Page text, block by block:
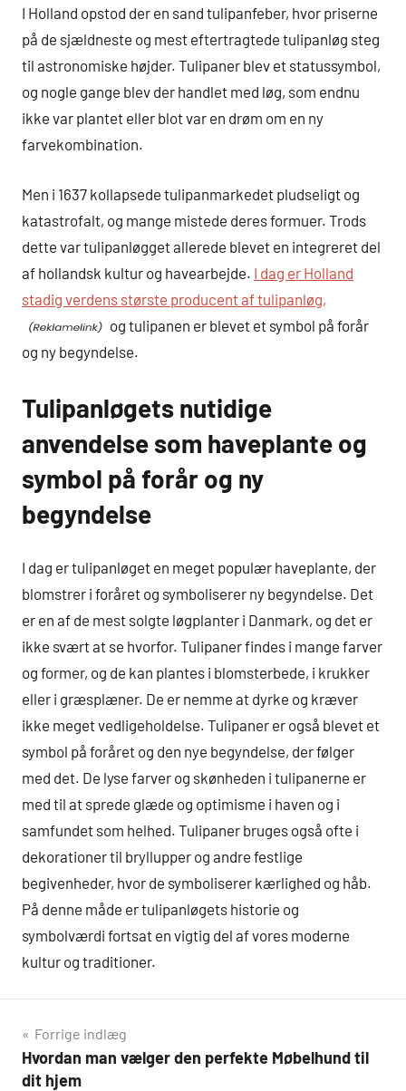
I Holland opstod der en sand tulipanfeber, hvor priserne
på de sjældneste og mest eftertragtede tulipanløg steg
til astronomiske højder. Tulipaner blev et statussymbol,
og nogle gange blev der handlet med løg, som endnu
ikke var plantet eller blot var en drøm om en ny
farvekombination.
Men i 1637 kollapsede tulipanmarkedet pludseligt og
katastrofalt, og mange mistede deres formuer. Trods
dette var tulipanløgget allerede blevet en integreret del
af hollandsk kultur og havearbejde. I dag er Holland
stadig verdens største producent af tulipanløg,
og tulipanen er blevet et symbol på forår
og ny begyndelse.
Tulipanløgets nutidige
anvendelse som haveplante og
symbol på forår og ny
begyndelse
I dag er tulipanløget en meget populær haveplante, der
blomstrer i foråret og symboliserer ny begyndelse. Det
er en af ​​de mest solgte løgplanter i Danmark, og det er
ikke svært at se hvorfor. Tulipaner findes i mange farver
og former, og de kan plantes i blomsterbede, i krukker
eller i græsplæner. De er nemme at dyrke og kræver
ikke meget vedligeholdelse. Tulipaner er også blevet et
symbol på foråret og den nye begyndelse, der følger
med det. De lyse farver og skønheden i tulipanerne er
med til at sprede glæde og optimisme i haven og i
samfundet som helhed. Tulipaner bruges også ofte i
dekorationer til bryllupper og andre festlige
begivenheder, hvor de symboliserer kærlighed og håb.
På denne måde er tulipanløgets historie og
symbolværdi fortsat en vigtig del af vores moderne
kultur og traditioner.
Indlægsnavigation
Forrige indlæg
Hvordan man vælger den perfekte Møbelhund til
dit hjem